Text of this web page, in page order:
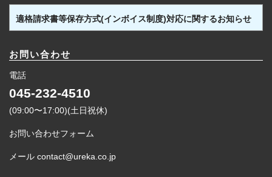
適格請求書等保存方式(インボイス制度)対応に関するお知らせ
お問い合わせ
電話
045-232-4510
(09:00〜17:00)(土日祝休)
お問い合わせフォーム
メール contact@ureka.co.jp